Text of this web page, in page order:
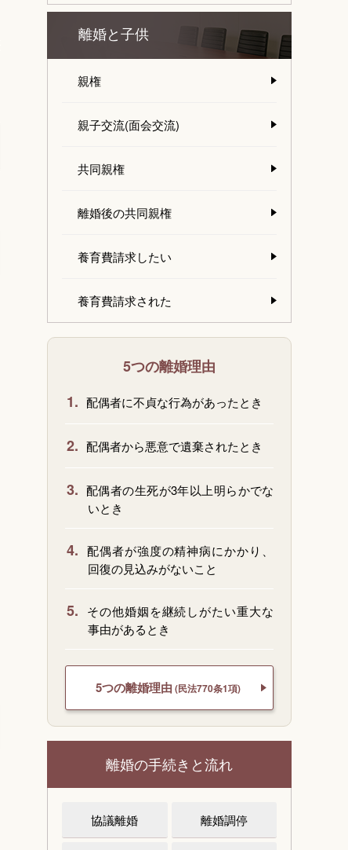
離婚と子供
親権
親子交流(面会交流)
共同親権
離婚後の共同親権
養育費請求したい
養育費請求された
5つの離婚理由
1. 配偶者に不貞な行為があったとき
2. 配偶者から悪意で遺棄されたとき
3. 配偶者の生死が3年以上明らかでな
いとき
4. 配偶者が強度の精神病にかかり、
回復の見込みがないこと
5.
その他婚姻を継続しがたい重大な
事由があるとき
5つの離婚理由 (民法770条1項)
離婚の手続きと流れ
協議離婚 離婚調停